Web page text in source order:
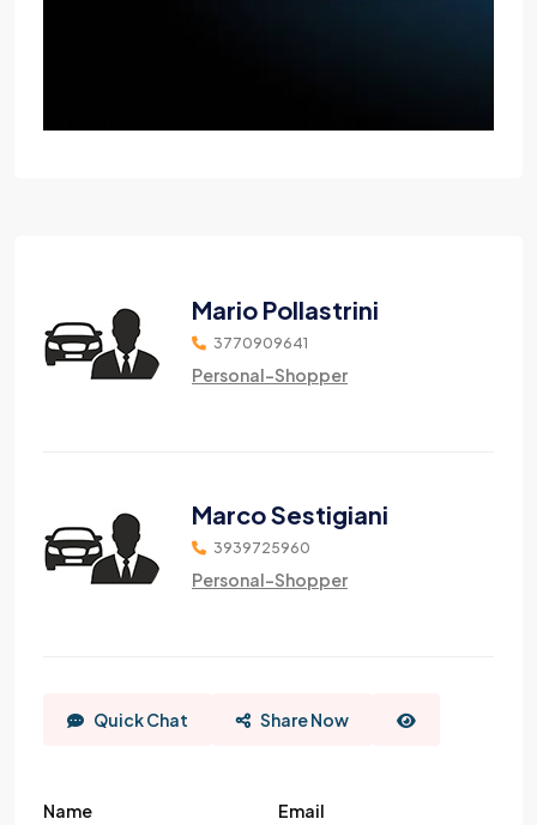
Mario Pollastrini
3770909641
Personal-Shopper
Marco Sestigiani
3939725960
Personal-Shopper
Quick Chat Share Now
Name Email